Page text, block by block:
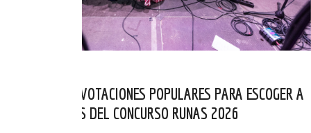
ABIERTAS LAS VOTACIONES POPULARES PARA ESCOGER A
LOS FINALISTAS DEL CONCURSO RUNAS 2026